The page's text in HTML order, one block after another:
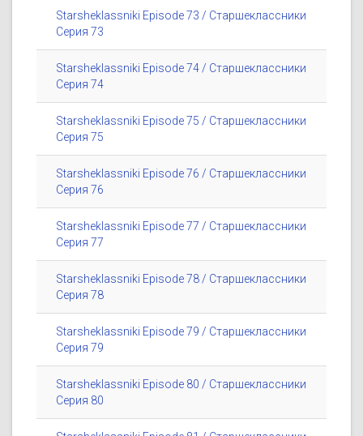
Starsheklassniki Episode 73 / Старшеклассники
Серия 73
Starsheklassniki Episode 74 / Старшеклассники
Серия 74
Starsheklassniki Episode 75 / Старшеклассники
Серия 75
Starsheklassniki Episode 76 / Старшеклассники
Серия 76
Starsheklassniki Episode 77 / Старшеклассники
Серия 77
Starsheklassniki Episode 78 / Старшеклассники
Серия 78
Starsheklassniki Episode 79 / Старшеклассники
Серия 79
Starsheklassniki Episode 80 / Старшеклассники
Серия 80